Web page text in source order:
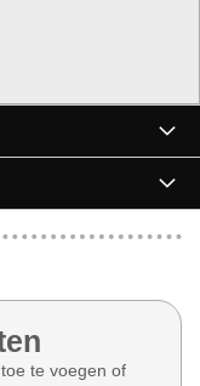
te voegen of